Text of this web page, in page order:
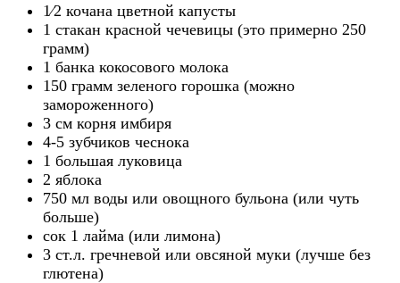
1⁄2 кочана цветной капусты
1 стакан красной чечевицы (это примерно 250
грамм)
1 банка кокосового молока
150 грамм зеленого горошка (можно
замороженного)
3 см корня имбиря
4-5 зубчиков чеснока
1 большая луковица
2 яблока
750 мл воды или овощного бульона (или чуть
больше)
сок 1 лайма (или лимона)
3 ст.л. гречневой или овсяной муки (лучше без
глютена)